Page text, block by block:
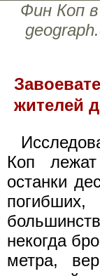
Фин Коп
жителей
Коп
останки
некогда
метра,